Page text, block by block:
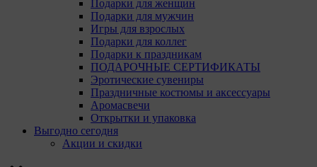
Подарки для женщин
Подарки для мужчин
Игры для взрослых
Подарки для коллег
Подарки к праздникам
ПОДАРОЧНЫЕ СЕРТИФИКАТЫ
Эротические сувениры
Праздничные костюмы и аксессуары
Аромасвечи
Открытки и упаковка
Выгодно сегодня
Акции и скидки